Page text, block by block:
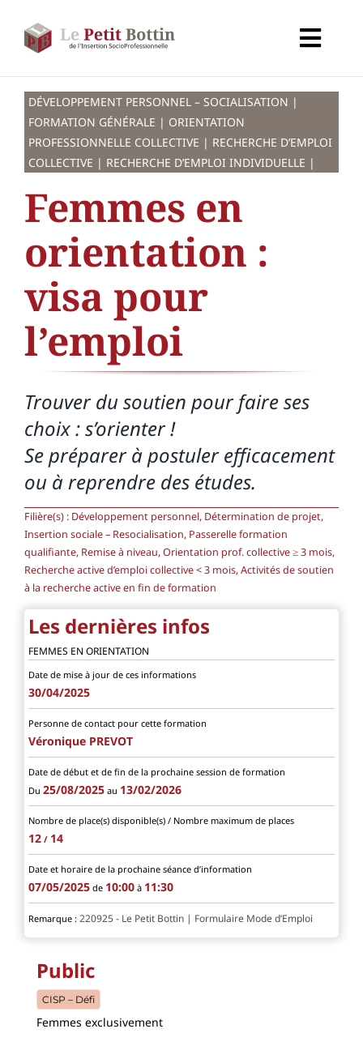
contenu
Types d’organismes
Organismes
Secteurs
Partenaires
À propos de CALIF
DÉVELOPPEMENT PERSONNEL – SOCIALISATION |
FORMATION GÉNÉRALE | ORIENTATION
PROFESSIONNELLE COLLECTIVE | RECHERCHE D’EMPLOI
COLLECTIVE | RECHERCHE D’EMPLOI INDIVIDUELLE |
Femmes en
orientation :
visa pour
l’emploi
Trouver du soutien pour faire ses
choix : s’orienter !
Se préparer à postuler efficacement
ou à reprendre des études.
Filière(s) : Développement personnel, Détermination de projet,
Insertion sociale – Resocialisation, Passerelle formation
qualifiante, Remise à niveau, Orientation prof. collective ≥ 3 mois,
Recherche active d’emploi collective < 3 mois, Activités de soutien
à la recherche active en fin de formation
Les dernières infos
FEMMES EN ORIENTATION
Date de mise à jour de ces informations
30/04/2025
Personne de contact pour cette formation
Véronique PREVOT
Date de début et de fin de la prochaine session de formation
Du 25/08/2025au 13/02/2026
Nombre de place(s) disponible(s) / Nombre maximum de places
12 / 14
Date et horaire de la prochaine séance d’information
07/05/2025 de 10:00 à 11:30
Remarque : 220925 - Le Petit Bottin | Formulaire Mode d’Emploi
Public
CISP – Défi
Femmes exclusivement